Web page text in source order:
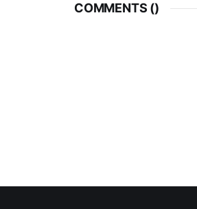
COMMENTS ()